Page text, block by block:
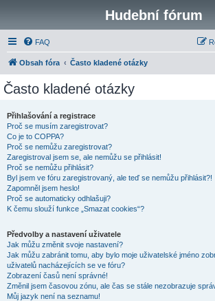
Hudební fórum
FAQ
Obsah fóra Často kladené otázky
Často kladené otázky
Přihlašování a registrace
Proč se musím zaregistrovat?
Co je to COPPA?
Proč se nemůžu zaregistrovat?
Zaregistroval jsem se, ale nemůžu se přihlásit!
Proč se nemůžu přihlásit?
Byl jsem ve fóru zaregistrovaný, ale teď se nemůžu přihlásit?!
Zapomněl jsem heslo!
Proč se automaticky odhlašuji?
K čemu slouží funkce „Smazat cookies“?
Předvolby a nastavení uživatele
Jak můžu změnit svoje nastavení?
Jak můžu zabránit tomu, aby bylo moje uživatelské jméno
uživatelů nacházejících se ve fóru?
Zobrazení časů není správné!
Změnil jsem časovou zónu, ale čas se stále nezobrazuje
Můj jazyk není na seznamu!